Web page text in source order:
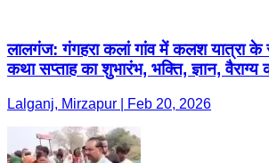
लालगंज: गंगहरा कलां गांव में कलश यात्रा के
कथा सप्ताह का शुभारंभ, भक्ति, ज्ञान,
Lalganj, Mirzapur | Feb 20, 2026